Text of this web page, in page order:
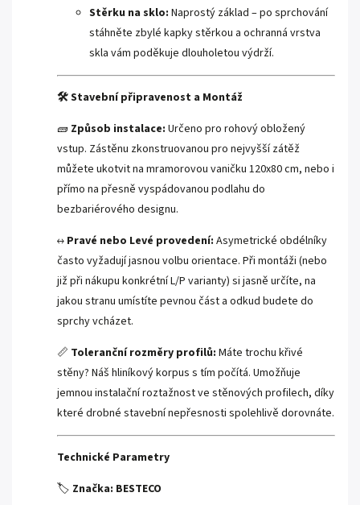
Stěrku na sklo: Naprostý základ – po sprchování
stáhněte zbylé kapky stěrkou a ochranná vrstva
skla vám poděkuje dlouholetou výdrží.
🛠️ Stavební připravenost a Montáž
🧱 Způsob instalace: Určeno pro rohový obložený
vstup. Zástěnu zkonstruovanou pro nejvyšší zátěž
můžete ukotvit na mramorovou vaničku 120x80 cm, nebo i
přímo na přesně vyspádovanou podlahu do
bezbariérového designu.
↔️ Pravé nebo Levé provedení: Asymetrické obdélníky
často vyžadují jasnou volbu orientace. Při montáži (nebo
již při nákupu konkrétní L/P varianty) si jasně určíte, na
jakou stranu umístíte pevnou část a odkud budete do
sprchy vcházet.
📏 Toleranční rozměry profilů: Máte trochu křivé
stěny? Náš hliníkový korpus s tím počítá. Umožňuje
jemnou instalační roztažnost ve stěnových profilech, díky
které drobné stavební nepřesnosti spolehlivě dorovnáte.
Technické Parametry
🏷️ Značka: BESTECO